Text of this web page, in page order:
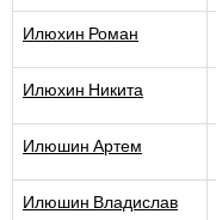
Илюхин Роман
Илюхин Никита
Илюшин Артем
Илюшин Владислав